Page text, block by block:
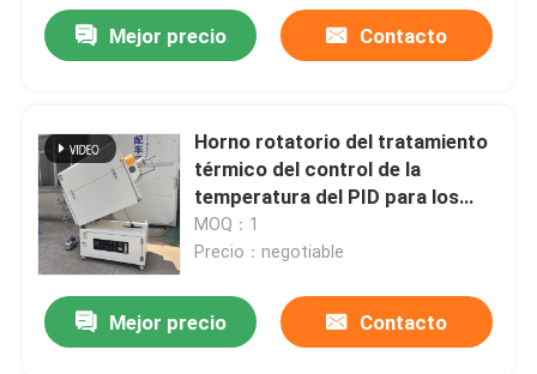
Mejor precio Contacto
Horno rotatorio del tratamiento
térmico del control de la
temperatura del PID para los
materiales del electrodo del
ánodo y del cátodo de la batería
MOQ：1
Precio：negotiable
Mejor precio Contacto